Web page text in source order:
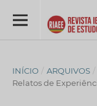
INÍCIO / ARQUIVOS /
Relatos de